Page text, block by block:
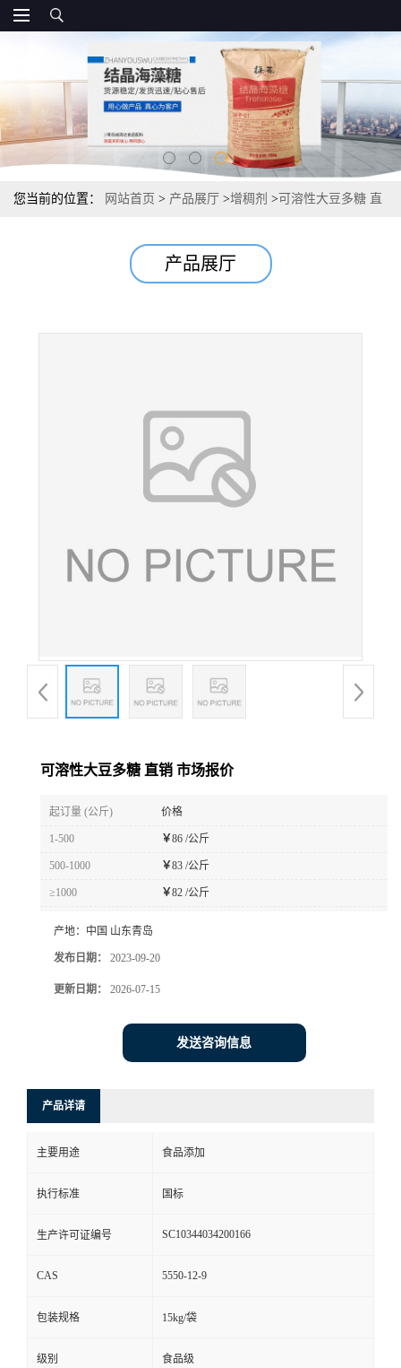
您当前的位置： 网站首页 > 产品展厅 >增稠剂 > 可溶性大豆多糖 直
产品展厅
可溶性大豆多糖 直销 市场报价
起订量 (公斤) 价格
1-500 ￥86 /公斤
500-1000 ￥83 /公斤
≥1000 ￥82 /公斤
产地： 中国 山东青岛
发布日期： 2023-09-20
更新日期： 2026-07-15
发送咨询信息
产品详请
主要用途 食品添加
执行标准 国标
生产许可证编号 SC10344034200166
CAS 5550-12-9
包装规格 15kg/袋
级别 食品级